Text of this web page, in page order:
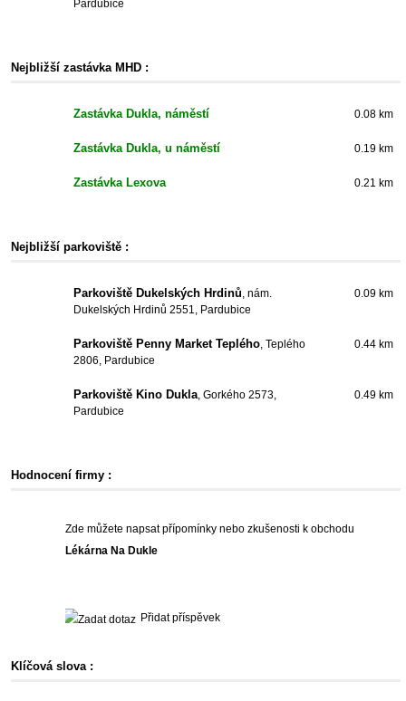
Pardubice
Nejbližší zastávka MHD :
Zastávka Dukla, náměstí 0.08 km
Zastávka Dukla, u náměstí 0.19 km
Zastávka Lexova 0.21 km
Nejbližší parkoviště :
Parkoviště Dukelských Hrdinů, nám.
Dukelských Hrdinů 2551, Pardubice
0.09 km
Parkoviště Penny Market Teplého, Teplého
2806, Pardubice
0.44 km
Parkoviště Kino Dukla, Gorkého 2573,
Pardubice
0.49 km
Hodnocení firmy :
Zde můžete napsat přípomínky nebo zkušenosti k obchodu
Lékárna Na Dukle
Přidat příspěvek
Klíčová slova :